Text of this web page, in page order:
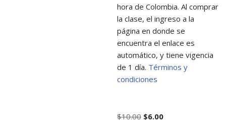
hora de Colombia. Al comprar
la clase, el ingreso a la
página en donde se
encuentra el enlace es
automático, y tiene vigencia
de 1 día. Términos y
condiciones
$10.00 $6.00